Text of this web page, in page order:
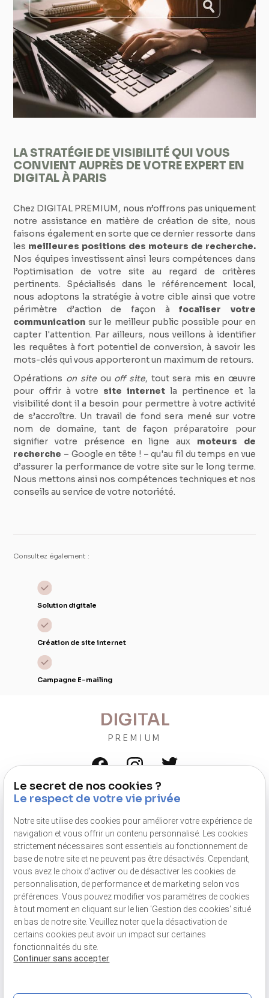
LA STRATÉGIE DE VISIBILITÉ QUI VOUS
CONVIENT AUPRÈS DE VOTRE EXPERT EN
DIGITAL À PARIS
Chez DIGITAL PREMIUM, nous n’offrons pas uniquement
notre assistance en matière de création de site, nous
faisons également en sorte que ce dernier ressorte dans
les meilleures positions des moteurs de recherche.
Nos équipes investissent ainsi leurs compétences dans
l’optimisation de votre site au regard de critères
pertinents. Spécialisés dans le référencement local,
nous adoptons la stratégie à votre cible ainsi que votre
périmètre d’action de façon àfocaliser votre
communication sur le meilleur public possible pour en
capter l'attention. Par ailleurs, nous veillons à identifier
les requêtes à fort potentiel de conversion, à savoir les
mots-clés qui vous apporteront un maximum de retours.
Opérations on siteou off site, tout sera mis en œuvre
pour offrir à votre site internet la pertinence et la
visibilité dont il a besoin pour permettre à votre activité
de s’accroître. Un travail de fond sera mené sur votre
nom de domaine, tant de façon préparatoire pour
signifier votre présence en ligne aux moteurs de
recherche – Google en tête ! – qu'au fil du temps en vue
d’assurer la performance de votre site sur le long terme.
Nous mettons ainsi nos compétences techniques et nos
conseils au service de votre notoriété.
Consultez également :
Solution digitale
Création de site internet
Campagne E-mailing
DIGITAL
PREMIUM
Navigation
Une agence digitale
Solution digitale
Référencement naturel
Publicité facebook / instagram
Publicité Linkedin
Expertise digitale
Digitaliser votre activité
Contact
Le secret de nos cookies ?
Le respect de votre vie privée
Notre site utilise des cookies pour améliorer votre expérience de
navigation et vous offrir un contenu personnalisé. Les cookies
strictement nécessaires sont essentiels au fonctionnement de
base de notre site et ne peuvent pas être désactivés. Cependant,
vous avez le choix d'activer ou de désactiver les cookies de
personnalisation, de performance et de marketing selon vos
préférences. Vous pouvez modifier vos paramètres de cookies
à tout moment en cliquant sur le lien 'Gestion des cookies' situé
en bas de notre site. Veuillez noter que la désactivation de
certains cookies peut avoir un impact sur certaines
fonctionnalités du site.
Continuer sans accepter